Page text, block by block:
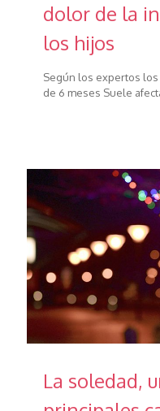
dolor de la
los hijos
Según los expertos
de 6 meses Suele
La soledad,